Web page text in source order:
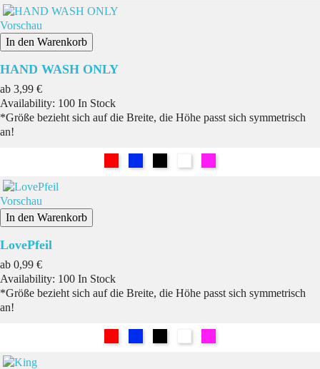
Vorschau
In den Warenkorb
HAND WASH ONLY
ab Preis
3,99 €
Availability: 100 In Stock
*Größe bezieht sich auf die Breite, die Höhe passt sich symmetrisch
an!
Vorschau
In den Warenkorb
LovePfeil
ab Preis
0,99 €
Availability: 100 In Stock
*Größe bezieht sich auf die Breite, die Höhe passt sich symmetrisch
an!